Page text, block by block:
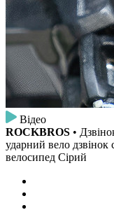
Відео
ROCKBROS •
ударний вело дзвінок
велосипед Сірий